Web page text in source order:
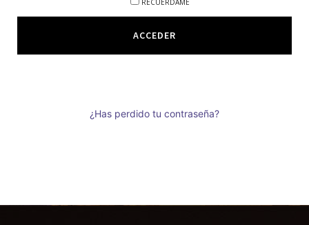
¿Has perdido tu contraseña?